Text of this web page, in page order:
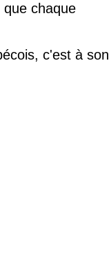
chaque
c'est à son